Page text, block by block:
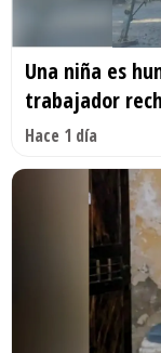
Una niña es
trabajador
Hace 1 día